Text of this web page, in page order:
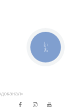
КНОПКА
ЗВ'ЯЗКУ